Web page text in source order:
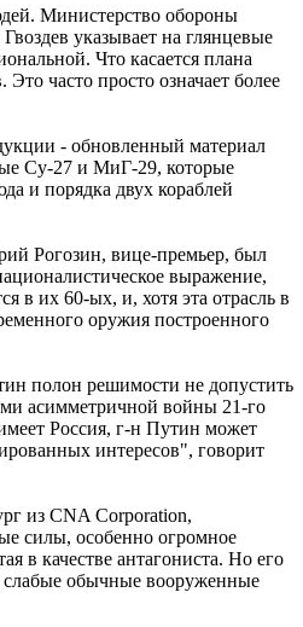
Министерство обороны
указывает на глянцевые
Что касается плана
часто просто означает более
- обновленный материал
Су-27 и МиГ-29, которые
и порядка двух кораблей
Рогозин, вице-премьер, был
выражение,
в их 60-ых, и, хотя эта отрасль в
оружия построенного
полон решимости не допустить
асимметричной войны 21-го
Россия, г-н Путин может
интересов", говорит
из CNA Corporation,
силы, особенно огромное
в качестве антагониста. Но его
слабые обычные вооруженные